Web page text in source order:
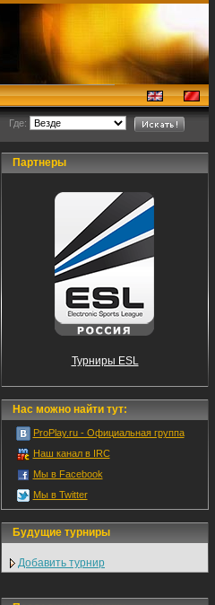
Где:
Партнеры
Турниры ESL
Нас можно найти тут:
ProPlay.ru - Официальная группа
Наш канал в IRC
Мы в Facebook
Мы в Twitter
Будущие турниры
Добавить турнир